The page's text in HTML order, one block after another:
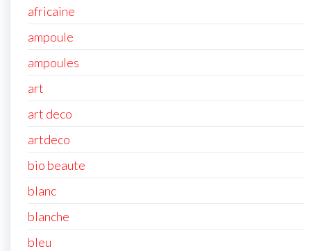
africaine
ampoule
ampoules
art
art deco
artdeco
bio beaute
blanc
blanche
bleu